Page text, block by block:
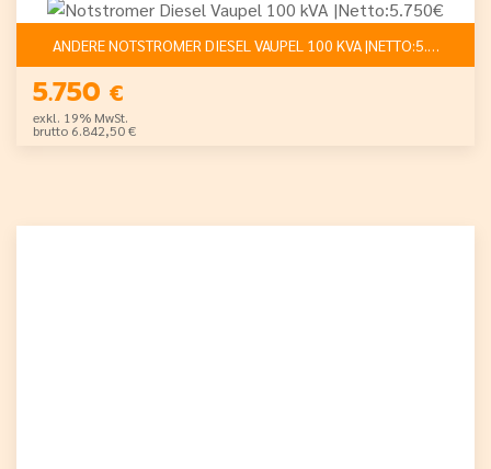
ANDERE NOTSTROMER DIESEL VAUPEL 100 KVA |NETTO:5.750€
5.750 €
exkl. 19% MwSt.
brutto 6.842,50 €